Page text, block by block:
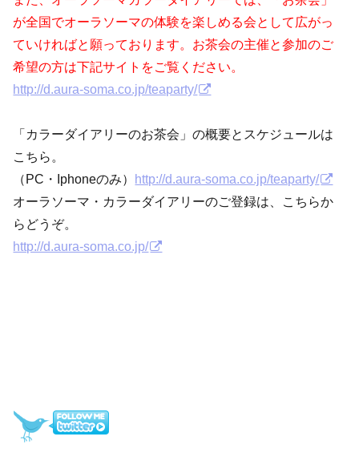
が全国でオーラソーマの体験を楽しめる会として広がっ
ていければと願っております。お茶会の主催と参加のご
希望の方は下記サイトをご覧ください。
http://d.aura-soma.co.jp/teaparty/
「カラーダイアリーのお茶会」の概要とスケジュールは
こちら。
（PC・Iphoneのみ） http://d.aura-soma.co.jp/teaparty/
オーラソーマ・カラーダイアリーのご登録は、こちらか
らどうぞ。
http://d.aura-soma.co.jp/